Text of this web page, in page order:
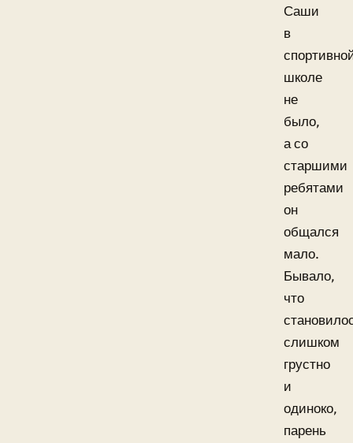
Саши
в
школе
не
было,
а со
старшими
ребятами
он
общался
мало.
Бывало,
что
слишком
грустно
и
одиноко,
парень